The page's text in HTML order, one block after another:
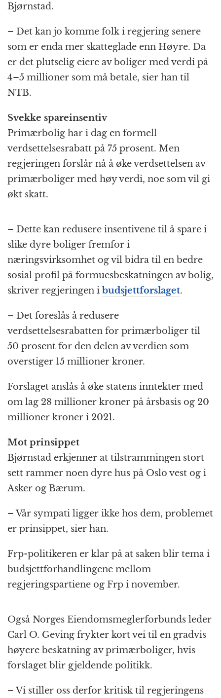
Bjørnstad.
– Det kan jo komme folk i regjering senere
som er enda mer skatteglade enn Høyre. Da
er det plutselig eiere av boliger med verdi på
4–5 millioner som må betale, sier han til
NTB.
Svekke spareinsentiv
Primærbolig har i dag en formell
verdsettelsesrabatt på 75 prosent. Men
regjeringen forslår nå å øke verdsettelsen av
primærboliger med høy verdi, noe som vil gi
økt skatt.
– Dette kan redusere insentivene til å spare i
slike dyre boliger fremfor i
næringsvirksomhet og vil bidra til en bedre
sosial profil på formuesbeskatningen av bolig,
skriver regjeringen i budsjettforslaget.
– Det foreslås å redusere
verdsettelsesrabatten for primærboliger til
50 prosent for den delen av verdien som
overstiger 15 millioner kroner.
Forslaget anslås å øke statens inntekter med
om lag 28 millioner kroner på årsbasis og 20
millioner kroner i 2021.
Mot prinsippet
Bjørnstad erkjenner at tilstrammingen stort
sett rammer noen dyre hus på Oslo vest og i
Asker og Bærum.
– Vår sympati ligger ikke hos dem, problemet
er prinsippet, sier han.
Frp-politikeren er klar på at saken blir tema i
budsjettforhandlingene mellom
regjeringspartiene og Frp i november.
Også Norges Eiendomsmeglerforbunds leder
Carl O. Geving frykter kort vei til en gradvis
høyere beskatning av primærboliger, hvis
forslaget blir gjeldende politikk.
– Vi stiller oss derfor kritisk til regjeringens